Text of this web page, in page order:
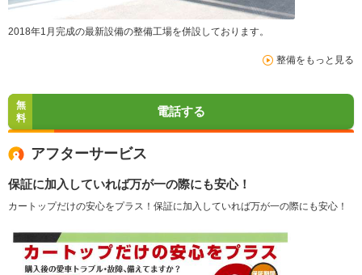
2018年1月完成の最新設備の整備工場を併設しております。
整備をもっと見る
無
料
電話する
アフターサービス
保証に加入していれば万が一の際にも安心！
カートップだけの安心をプラス！保証に加入していれば万が一の際にも安心！